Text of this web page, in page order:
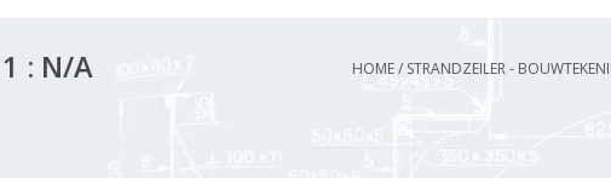
: N/A
HOME/ STRANDZEILER -